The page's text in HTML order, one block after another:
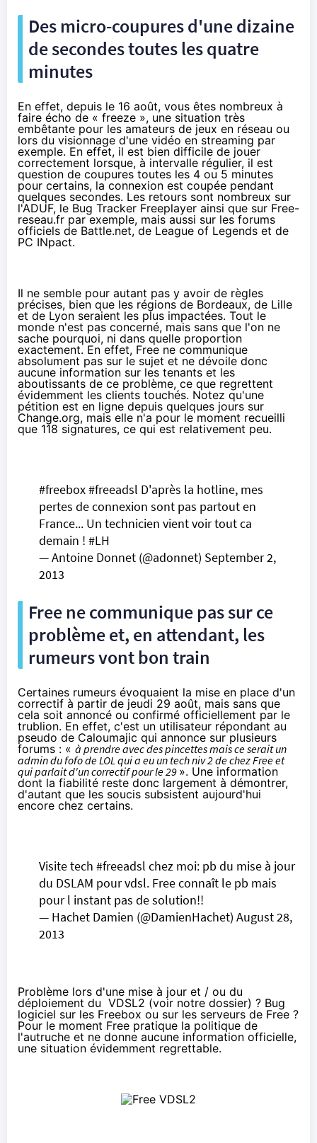
Des micro-coupures d'une dizaine
de secondes toutes les quatre
minutes
En effet, depuis le 16 août, vous êtes nombreux à
faire écho de « freeze », une situation très
embêtante pour les amateurs de jeux en réseau ou
lors du visionnage d'une vidéo en streaming par
exemple. En effet, il est bien difficile de jouer
correctement lorsque, à intervalle régulier, il est
question de coupures toutes les 4 ou 5 minutes
pour certains, la connexion est coupée pendant
quelques secondes. Les retours sont nombreux sur
l'ADUF, le Bug Tracker Freeplayer ainsi que sur Free-
reseau.fr par exemple, mais aussi sur les forums
officiels de Battle.net, de League of Legends et de
PC INpact.
Il ne semble pour autant pas y avoir de règles
précises, bien que les régions de Bordeaux, de Lille
et de Lyon seraient les plus impactées. Tout le
monde n'est pas concerné, mais sans que l'on ne
sache pourquoi, ni dans quelle proportion
exactement. En effet, Free ne communique
absolument pas sur le sujet et ne dévoile donc
aucune information sur les tenants et les
aboutissants de ce problème, ce que regrettent
évidemment les clients touchés. Notez qu'une
pétition est en ligne depuis quelques jours sur
Change.org, mais elle n'a pour le moment recueilli
que 118 signatures, ce qui est relativement peu.
#freebox#freeadsl D'après la hotline, mes
pertes de connexion sont pas partout en
France... Un technicien vient voir tout ca
demain ! #LH
— Antoine Donnet (@adonnet) September 2,
2013
Free ne communique pas sur ce
problème et, en attendant, les
rumeurs vont bon train
Certaines rumeurs évoquaient la mise en place d'un
correctif à partir de jeudi 29 août, mais sans que
cela soit annoncé ou confirmé officiellement par le
trublion. En effet, c'est un utilisateur répondant au
pseudo de Caloumajic qui annonce sur plusieurs
forums : « à prendre avec des pincettes mais ce serait un
admin du fofo de LOL qui a eu un tech niv 2 de chez Free et
qui parlait d'un correctif pour le 29 ». Une information
dont la fiabilité reste donc largement à démontrer,
d'autant que les soucis subsistent aujourd'hui
encore chez certains.
Visite tech #freeadsl chez moi: pb du mise à jour
du DSLAM pour vdsl. Free connaît le pb mais
pour l instant pas de solution!!
— Hachet Damien (@DamienHachet) August 28,
2013
Problème lors d'une mise à jour et / ou du
déploiement du VDSL2 (voir notre dossier) ? Bug
logiciel sur les Freebox ou sur les serveurs de Free ?
Pour le moment Free pratique la politique de
l'autruche et ne donne aucune information officielle,
une situation évidemment regrettable.